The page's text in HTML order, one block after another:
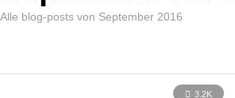
Alle blog-posts von September 2016
3.2K